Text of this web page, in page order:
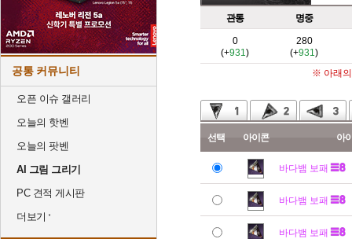
공통 커뮤니티
오픈 이슈 갤러리
오늘의 핫벤
오늘의 팟벤
AI 그림 그리기
PC 견적 게시판
더보기
관통 명중
0
(+931)
280
(+931)
※ 아래의
선택 아이콘 아
바다뱀 보패
바다뱀 보패
바다뱀 보패